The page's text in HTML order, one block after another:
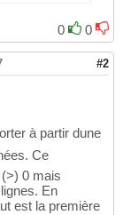
0 0
#2
à partir dune
Ce
0 mais
En
est la première